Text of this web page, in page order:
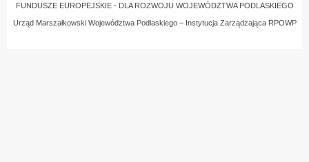
FUNDUSZE EUROPEJSKIE - DLA ROZWOJU WOJEWÓDZTWA PODLASKIEGO
Urząd Marszałkowski Województwa Podlaskiego – Instytucja Zarządzająca RPOWP